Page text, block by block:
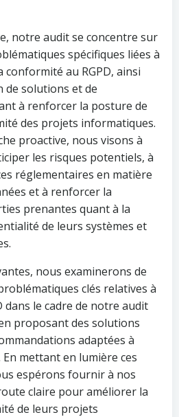
notre audit se concentre sur
spécifiques liées à
conformité au RGPD, ainsi
solutions et de
à renforcer la posture de
des projets informatiques.
proactive, nous visons à
les risques potentiels, à
réglementaires en matière
et à renforcer la
prenantes quant à la
de leurs systèmes et
nous examinerons de
clés relatives à
dans le cadre de notre audit
proposant des solutions
adaptées à
mettant en lumière ces
espérons fournir à nos
claire pour améliorer la
de leurs projets